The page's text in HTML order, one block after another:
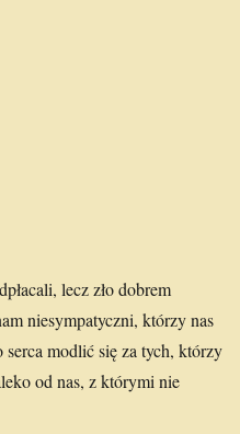
lecz zło dobrem
niesympatyczni, którzy nas
modlić się za tych, którzy
od nas, z którymi nie